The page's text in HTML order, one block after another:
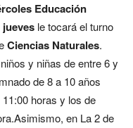
Educación
jueves le tocará el turno
Ciencias Naturales.
y niñas de entre 6 y
de 8 a 10 años
horas y los de
en La 2 de